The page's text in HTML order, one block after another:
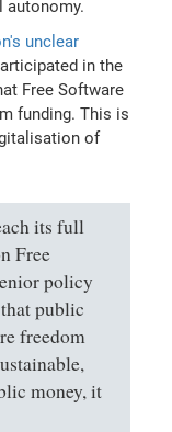
autonomy.
unclear
in the
Free Software
funding. This is
of
its full
Free
policy
public
freedom
money, it